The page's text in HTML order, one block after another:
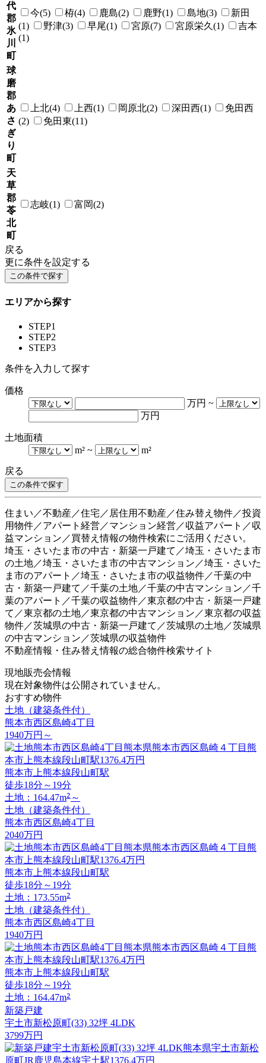
代
郡
氷
川
町
今(5) 栫(4) 鹿島(2) 鹿野(1) 島地(3)
新田
(1)
野津(3) 早尾(1) 宮原(7) 宮原栄久(1)
吉本
(1)
球
磨
郡
あ
さ
ぎ
り
町
上北(4) 上西(1) 岡原北(2) 深田西(1)
免田西
(2)
免田東(11)
天
草
郡
苓
北
町
志岐(1) 富岡(2)
戻る
更に条件を設定する
エリアから探す
STEP1
STEP2
STEP3
条件を入力して探す
価格
万円 ~
万円
土地面積
m² ~ m²
戻る
住まい／不動産／住宅／居住用不動産／住み替え物件／投資
用物件／アパート経営／マンション経営／収益アパート／収
益マンション／買替え情報の物件検索にご活用ください。
埼玉・さいたま市の中古・新築一戸建て／埼玉・さいたま市
の土地／埼玉・さいたま市の中古マンション／埼玉・さいた
ま市のアパート／埼玉・さいたま市の収益物件／千葉の中
古・新築一戸建て／千葉の土地／千葉の中古マンション／千
葉のアパート／千葉の収益物件／東京都の中古・新築一戸建
て／東京都の土地／東京都の中古マンション／東京都の収益
物件／茨城県の中古・新築一戸建て／茨城県の土地／茨城県
の中古マンション／茨城県の収益物件
不動産情報・住み替え情報の総合物件検索サイト
現地販売会情報
現在対象物件は公開されていません。
おすすめ物件
土地（建築条件付）
熊本市西区島崎4丁目
1940万円 ～
熊本市上熊本線段山町駅
徒歩18分～19分
土地：164.47m2 ～
土地（建築条件付）
熊本市西区島崎4丁目
2040万円
熊本市上熊本線段山町駅
徒歩18分～19分
土地：173.55m2
土地（建築条件付）
熊本市西区島崎4丁目
1940万円
熊本市上熊本線段山町駅
徒歩18分～19分
土地：164.47m2
新築戸建
宇土市新松原町(33) 32坪 4LDK
3799万円